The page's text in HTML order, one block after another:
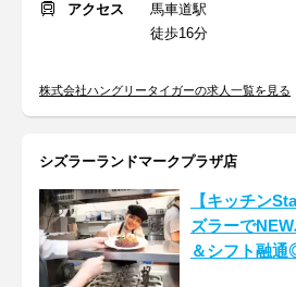
アクセス
馬車道駅
徒歩16分
株式会社ハングリータイガーの求人一覧を見る
シズラーランドマークプラザ店
【キッチン
ズラーで
＆シフト融